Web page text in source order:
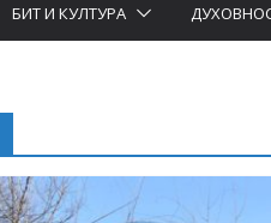
БИТ И КУЛТУРА